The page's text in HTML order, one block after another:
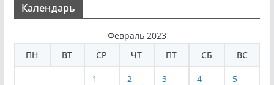
Календарь
Февраль 2023
ПН
ВТ СР ЧТ ПТ СБ ВС
1 2 3 4 5